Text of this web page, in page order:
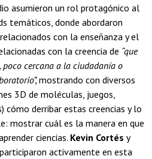
asumieron un rol protagónico al
temáticos, donde abordaron
con la enseñanza y el
con la creencia de “que
cercana a la ciudadanía o
mostrando con diversos
3D de moléculas, juegos,
cómo derribar estas creencias y lo
mostrar cuál es la manera en que
ciencias. Kevin Cortés y
activamente en esta